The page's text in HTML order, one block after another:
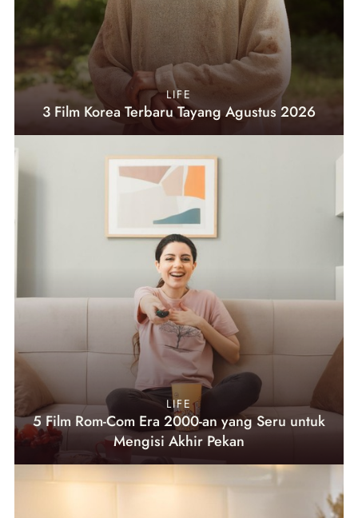
LIFE
3 Film Korea Terbaru Tayang Agustus 2026
LIFE
5 Film Rom-Com Era 2000-an yang Seru untuk
Mengisi Akhir Pekan